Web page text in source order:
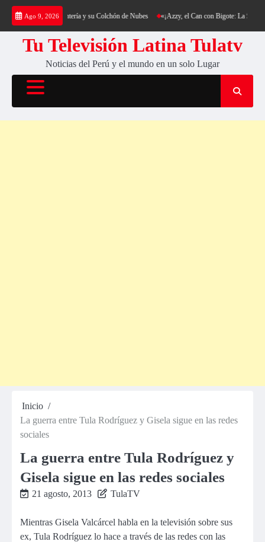
Saltar
contenido
Ago 9, 2026
al Cerro Cantería y su Colchón de Nubes «¡Azzy, el Can con Bigote: La
Tu Televisión Latina Tulatv
Noticias del Perú y el mundo en un solo Lugar
Inicio
La guerra entre Tula Rodríguez y Gisela sigue en las redes
sociales
La guerra entre Tula Rodríguez y
Gisela sigue en las redes sociales
21 agosto, 2013 TulaTV
Mientras Gisela Valcárcel habla en la televisión sobre sus
ex, Tula Rodríguez lo hace a través de las redes con las